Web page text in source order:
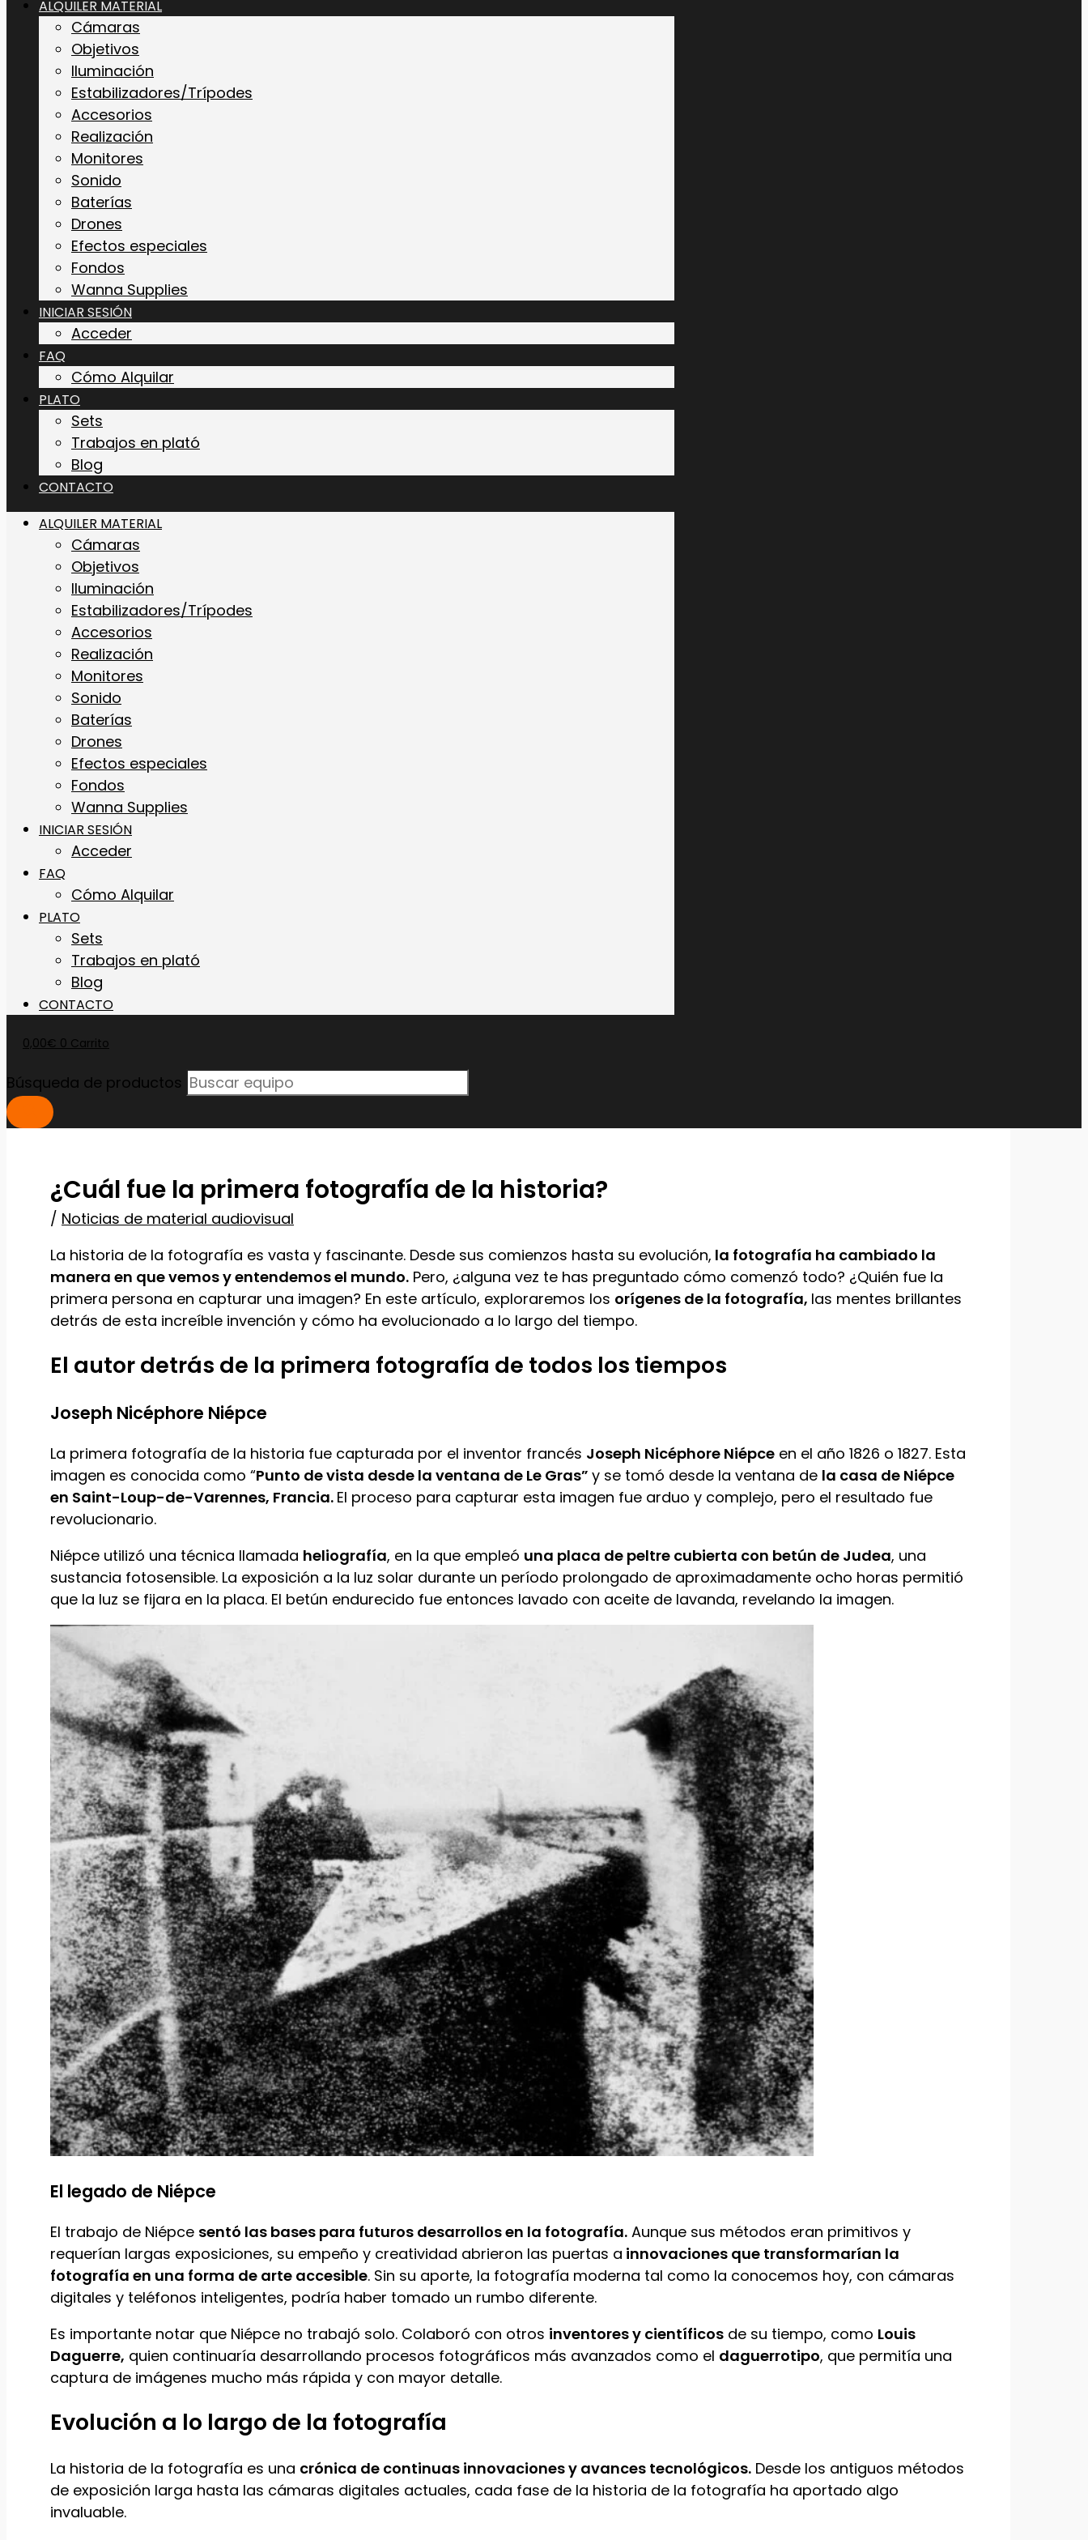
ALQUILER MATERIAL
Cámaras
Objetivos
Iluminación
Estabilizadores/Trípodes
Accesorios
Realización
Monitores
Sonido
Baterías
Drones
Efectos especiales
Fondos
Wanna Supplies
INICIAR SESIÓN
Acceder
FAQ
Cómo Alquilar
PLATO
Sets
Trabajos en plató
Blog
CONTACTO
ALQUILER MATERIAL
Cámaras
Objetivos
Iluminación
Estabilizadores/Trípodes
Accesorios
Realización
Monitores
Sonido
Baterías
Drones
Efectos especiales
Fondos
Wanna Supplies
INICIAR SESIÓN
Acceder
FAQ
Cómo Alquilar
PLATO
Sets
Trabajos en plató
Blog
CONTACTO
0,00€ 0 Carrito
Búsqueda de productos
¿Cuál fue la primera fotografía de la historia?
/ Noticias de material audiovisual
La historia de la fotografía es vasta y fascinante. Desde sus comienzos hasta su evolución, la fotografía ha cambiado la
manera en que vemos y entendemos el mundo. Pero, ¿alguna vez te has preguntado cómo comenzó todo? ¿Quién fue la
primera persona en capturar una imagen? En este artículo, exploraremos los orígenes de la fotografía, las mentes brillantes
detrás de esta increíble invención y cómo ha evolucionado a lo largo del tiempo.
El autor detrás de la primera fotografía de todos los tiempos
Joseph Nicéphore Niépce
La primera fotografía de la historia fue capturada por el inventor francés Joseph Nicéphore Niépce en el año 1826 o 1827. Esta
imagen es conocida como “Punto de vista desde la ventana de Le Gras” y se tomó desde la ventana de la casa de Niépce
en Saint-Loup-de-Varennes, Francia. El proceso para capturar esta imagen fue arduo y complejo, pero el resultado fue
revolucionario.
Niépce utilizó una técnica llamada heliografía, en la que empleó una placa de peltre cubierta con betún de Judea, una
sustancia fotosensible. La exposición a la luz solar durante un período prolongado de aproximadamente ocho horas permitió
que la luz se fijara en la placa. El betún endurecido fue entonces lavado con aceite de lavanda, revelando la imagen.
El legado de Niépce
El trabajo de Niépce sentó las bases para futuros desarrollos en la fotografía. Aunque sus métodos eran primitivos y
requerían largas exposiciones, su empeño y creatividad abrieron las puertas a innovaciones que transformarían la
fotografía en una forma de arte accesible. Sin su aporte, la fotografía moderna tal como la conocemos hoy, con cámaras
digitales y teléfonos inteligentes, podría haber tomado un rumbo diferente.
Es importante notar que Niépce no trabajó solo. Colaboró con otros inventores y científicos de su tiempo, como Louis
Daguerre, quien continuaría desarrollando procesos fotográficos más avanzados como el daguerrotipo, que permitía una
captura de imágenes mucho más rápida y con mayor detalle.
Evolución a lo largo de la fotografía
La historia de la fotografía es una crónica de continuas innovaciones y avances tecnológicos. Desde los antiguos métodos
de exposición larga hasta las cámaras digitales actuales, cada fase de la historia de la fotografía ha aportado algo
invaluable.